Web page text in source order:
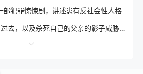
部犯罪惊悚剧，讲述患有反社会性人格
去，以及杀死自己的父亲的影子威胁
程。 &nbsp; &nbsp; &nbsp; &nbsp; &n